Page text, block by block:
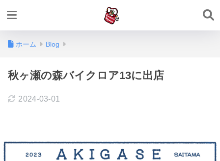
ホーム Blog
秋ヶ瀬の森バイクロア13に出店
2024-03-01